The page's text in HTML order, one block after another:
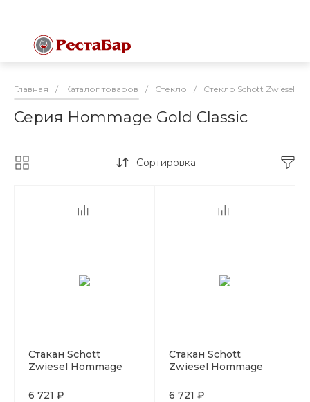
Главная / Каталог товаров / Стекло / Стекло Schott Zwiesel
Серия Hommage Gold Classic
Сортировка
Стакан Schott
Zwiesel Hommage
Longdrink 468 мл,
6 721 ₽
Стакан Schott
Zwiesel Hommage
Longdrink 349 мл,
6 721 ₽